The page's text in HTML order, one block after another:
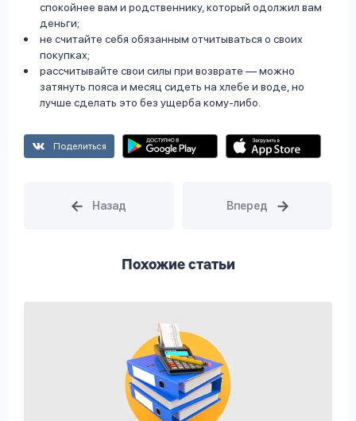
спокойнее вам и родственнику, который одолжил вам
деньги;
не считайте себя обязанным отчитываться о своих
покупках;
рассчитывайте свои силы при возврате — можно
затянуть пояса и месяц сидеть на хлебе и воде, но
лучше сделать это без ущерба кому-либо.
Поделиться
Похожие статьи